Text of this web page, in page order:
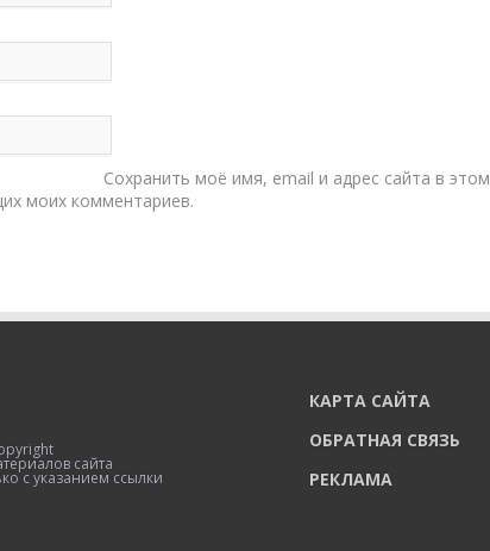
Сохранить моё имя, email и адрес сайта в этом
моих комментариев.
сайта
с указанием ссылки
КАРТА САЙТА
ОБРАТНАЯ СВЯЗЬ
РЕКЛАМА